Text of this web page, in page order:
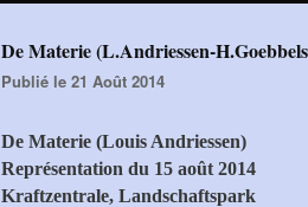
De Materie (L.Andriessen-
Publié le 21 Août 2014
De Materie (Louis Andriessen)
Représentation du 15 août 2014
Kraftzentrale, Landschaftspark